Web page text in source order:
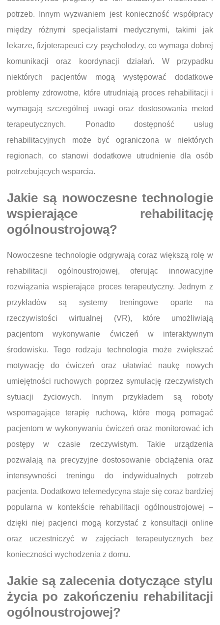
potrzeb. Innym wyzwaniem jest konieczność współpracy
między różnymi specjalistami medycznymi, takimi jak
lekarze, fizjoterapeuci czy psycholodzy, co wymaga dobrej
komunikacji oraz koordynacji działań. W przypadku
niektórych pacjentów mogą występować dodatkowe
problemy zdrowotne, które utrudniają proces rehabilitacji i
wymagają szczególnej uwagi oraz dostosowania metod
terapeutycznych. Ponadto dostępność usług
rehabilitacyjnych może być ograniczona w niektórych
regionach, co stanowi dodatkowe utrudnienie dla osób
potrzebujących wsparcia.
Jakie są nowoczesne technologie
wspierające rehabilitację
ogólnoustrojową?
Nowoczesne technologie odgrywają coraz większą rolę w
rehabilitacji ogólnoustrojowej, oferując innowacyjne
rozwiązania wspierające proces terapeutyczny. Jednym z
przykładów są systemy treningowe oparte na
rzeczywistości wirtualnej (VR), które umożliwiają
pacjentom wykonywanie ćwiczeń w interaktywnym
środowisku. Tego rodzaju technologia może zwiększać
motywację do ćwiczeń oraz ułatwiać naukę nowych
umiejętności ruchowych poprzez symulację rzeczywistych
sytuacji życiowych. Innym przykładem są roboty
wspomagające terapię ruchową, które mogą pomagać
pacjentom w wykonywaniu ćwiczeń oraz monitorować ich
postępy w czasie rzeczywistym. Takie urządzenia
pozwalają na precyzyjne dostosowanie obciążenia oraz
intensywności treningu do indywidualnych potrzeb
pacjenta. Dodatkowo telemedycyna staje się coraz bardziej
popularna w kontekście rehabilitacji ogólnoustrojowej –
dzięki niej pacjenci mogą korzystać z konsultacji online
oraz uczestniczyć w zajęciach terapeutycznych bez
konieczności wychodzenia z domu.
Jakie są zalecenia dotyczące stylu
życia po zakończeniu rehabilitacji
ogólnoustrojowej?